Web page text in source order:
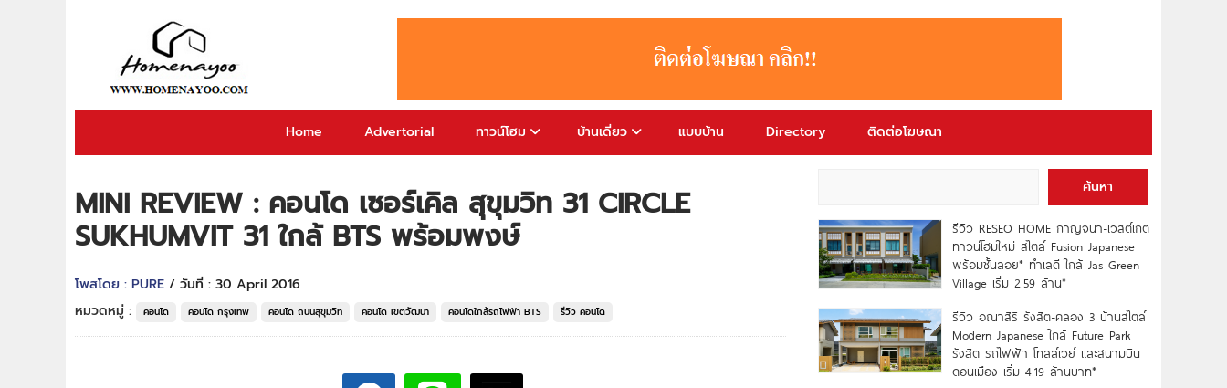
Home Advertorial ทาวน์โฮม บ้านเดี่ยว แบบบ้าน Directory ติดต่อโฆษณา
MINI REVIEW : คอนโด เซอร์เคิล สุขุมวิท 31 CIRCLE
SUKHUMVIT 31 ใกล้ BTS พร้อมพงษ์
โพสโดย : PURE / วันที่ : 30 April 2016
หมวดหมู่ :
คอนโด คอนโด กรุงเทพ คอนโด ถนนสุขุมวิท คอนโด เขตวัฒนา คอนโดใกล้รถไฟฟ้า BTS รีวิว คอนโด
ค้นหา
รีวิว RESEO HOME กาญจนา-เวสต์เกต
ทาวน์โฮมใหม่ สไตล์ Fusion Japanese
พร้อมชั้นลอย* ทำเลดี ใกล้ Jas Green
Village เริ่ม 2.59 ล้าน*
รีวิว อณาสิริ รังสิต-คลอง 3 บ้านสไตล์
Modern Japanese ใกล้ Future Park
รังสิต รถไฟฟ้า โทลล์เวย์ และสนามบิน
ดอนเมือง เริ่ม 4.19 ล้านบาท*